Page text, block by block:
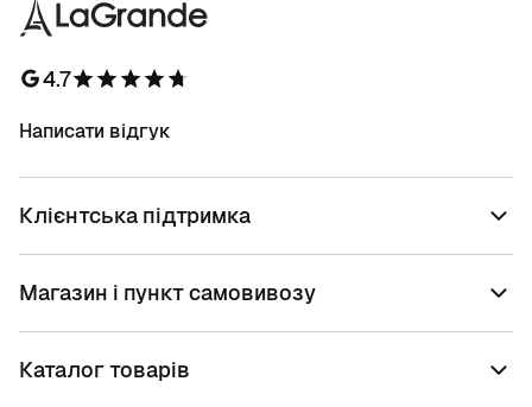
4.7
Написати відгук
Клієнтська підтримка
Магазин і пункт самовивозу
Каталог товарів